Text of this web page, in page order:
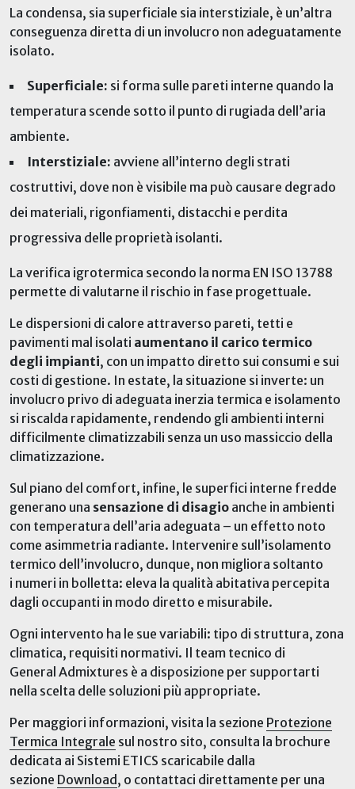
La condensa, sia superficiale sia interstiziale, è un’altra
conseguenza diretta di un involucro non adeguatamente
isolato.
Superficiale: si forma sulle pareti interne quando la
temperatura scende sotto il punto di rugiada dell’aria
ambiente.
Interstiziale: avviene all’interno degli strati
costruttivi, dove non è visibile ma può causare degrado
dei materiali, rigonfiamenti, distacchi e perdita
progressiva delle proprietà isolanti.
La verifica igrotermica secondo la norma EN ISO 13788
permette di valutarne il rischio in fase progettuale.
Le dispersioni di calore attraverso pareti, tetti e
pavimenti mal isolati aumentano il carico termico
degli impianti, con un impatto diretto sui consumi e sui
costi di gestione. In estate, la situazione si inverte: un
involucro privo di adeguata inerzia termica e isolamento
si riscalda rapidamente, rendendo gli ambienti interni
difficilmente climatizzabili senza un uso massiccio della
climatizzazione.
Sul piano del comfort, infine, le superfici interne fredde
generano una sensazione di disagio anche in ambienti
con temperatura dell’aria adeguata – un effetto noto
come asimmetria radiante. Intervenire sull’isolamento
termico dell’involucro, dunque, non migliora soltanto
i numeri in bolletta: eleva la qualità abitativa percepita
dagli occupanti in modo diretto e misurabile.
Ogni intervento ha le sue variabili: tipo di struttura, zona
climatica, requisiti normativi. Il team tecnico di
General Admixtures è a disposizione per supportarti
nella scelta delle soluzioni più appropriate.
Per maggiori informazioni, visita la sezione Protezione
Termica Integrale sul nostro sito, consulta la brochure
dedicata ai Sistemi ETICS scaricabile dalla
sezione Download , o contattaci direttamente per una